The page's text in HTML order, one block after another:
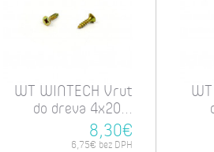
WT WINTECH Vrut
do dreva 4x20...
8,30€
6,75€ bez DPH